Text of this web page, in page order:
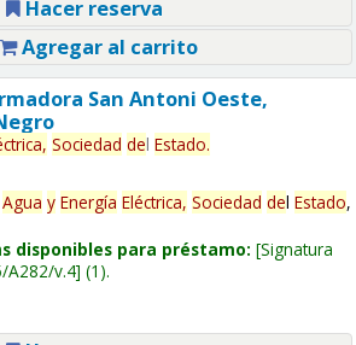
Hacer reserva
Agregar al carrito
San Antoni Oeste,
Sociedad del Estado.
Agua y Energía Eléctrica, Sociedad del Estado,
disponibles para préstamo: Signatura
A282/v.4 (1).